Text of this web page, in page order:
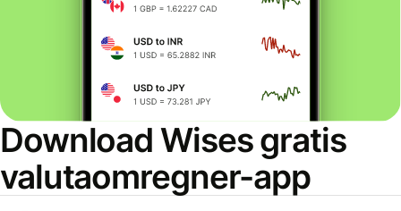
Download Wises gratis
valutaomregner-app